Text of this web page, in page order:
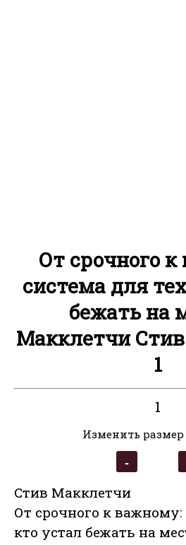
От срочного
система для
бежать на
Макклетчи
1
1
Изменить
Стив Макклетчи
От срочного к важному:
кто устал бежать на